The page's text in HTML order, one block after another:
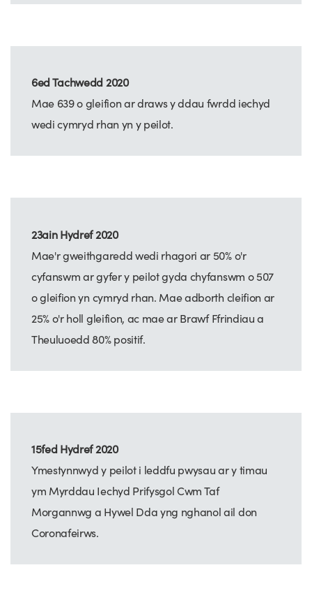
6ed Tachwedd 2020
Mae 639 o gleifion ar draws y ddau fwrdd iechyd
wedi cymryd rhan yn y peilot.
23ain Hydref 2020
Mae'r gweithgaredd wedi rhagori ar 50% o'r
cyfanswm ar gyfer y peilot gyda chyfanswm o 507
o gleifion yn cymryd rhan. Mae adborth cleifion ar
25% o'r holl gleifion, ac mae ar Brawf Ffrindiau a
Theuluoedd 80% positif.
15fed Hydref 2020
Ymestynnwyd y peilot i leddfu pwysau ar y timau
ym Myrddau Iechyd Prifysgol Cwm Taf
Morgannwg a Hywel Dda yng nghanol ail don
Coronafeirws.